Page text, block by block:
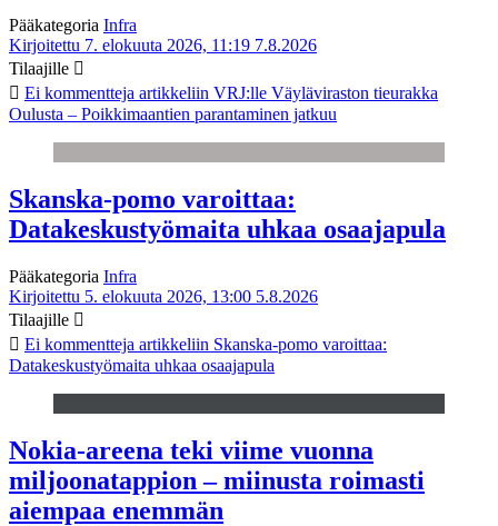
Pääkategoria Infra
Kirjoitettu 7. elokuuta 2026, 11:19 7.8.2026
Tilaajille
Ei kommentteja artikkeliin VRJ:lle Väyläviraston tieurakka
Oulusta – Poikkimaantien parantaminen jatkuu
Skanska-pomo varoittaa:
Datakeskustyömaita uhkaa osaajapula
Pääkategoria Infra
Kirjoitettu 5. elokuuta 2026, 13:00 5.8.2026
Tilaajille
Ei kommentteja artikkeliin Skanska-pomo varoittaa:
Datakeskustyömaita uhkaa osaajapula
Nokia-areena teki viime vuonna
miljoonatappion – miinusta roimasti
aiempaa enemmän